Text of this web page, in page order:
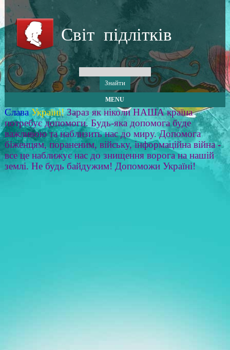
Світ підлітків
MENU
Слава Україні! Зараз як ніколи НАША країна
потребує допомоги. Будь-яка допомога буде
важливою та наблизить нас до миру. Допомога
біженцям, пораненим, війську, інформаційна війна -
все це наближує нас до знищення ворога на нашій
землі. Не будь байдужим! Допоможи Україні!